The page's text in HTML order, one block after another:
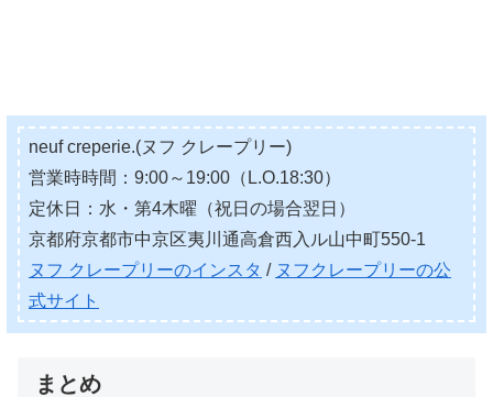
neuf creperie.(ヌフ クレープリー)
営業時時間：9:00～19:00（L.O.18:30）
定休日：水・第4木曜（祝日の場合翌日）
京都府京都市中京区夷川通高倉西入ル山中町550-1
ヌフ クレープリーのインスタ / ヌフクレープリーの公
式サイト
まとめ